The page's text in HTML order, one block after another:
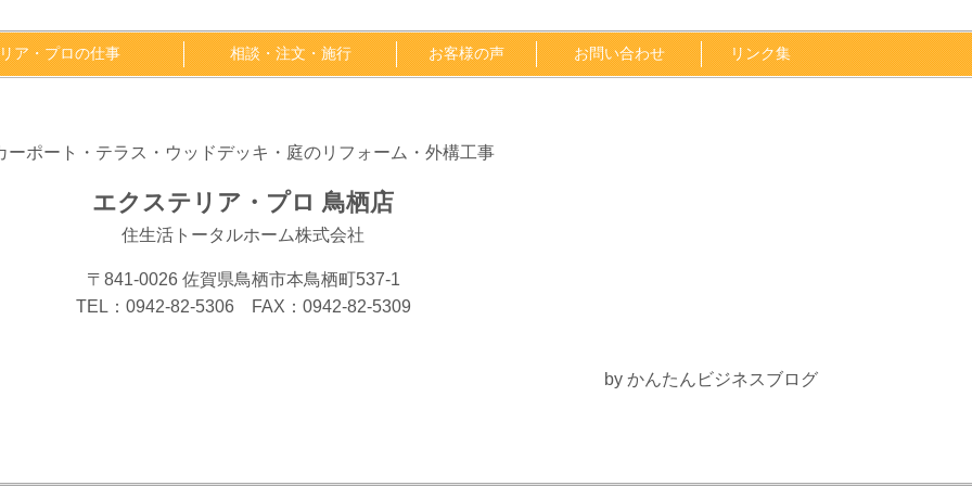
ア・プロの仕事 相談・注文・施行 お客様の声 お問い合わせ リンク集
ーポート・テラス・ウッドデッキ・庭のリフォーム・外構工事
エクステリア・プロ 鳥栖店
住生活トータルホーム株式会社
〒841-0026 佐賀県鳥栖市本鳥栖町537-1
TEL：0942-82-5306 FAX：0942-82-5309
by かんたんビジネスブログ